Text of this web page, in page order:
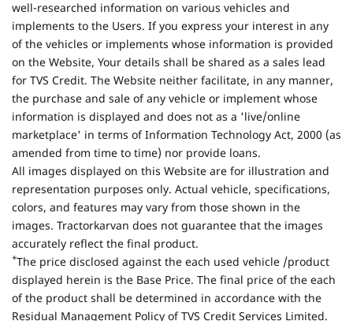
well-researched information on various vehicles and
implements to the Users. If you express your interest in any
of the vehicles or implements whose information is provided
on the Website, Your details shall be shared as a sales lead
for TVS Credit. The Website neither facilitate, in any manner,
the purchase and sale of any vehicle or implement whose
information is displayed and does not as a 'live/online
marketplace' in terms of Information Technology Act, 2000 (as
amended from time to time) nor provide loans.
All images displayed on this Website are for illustration and
representation purposes only. Actual vehicle, specifications,
colors, and features may vary from those shown in the
images. Tractorkarvan does not guarantee that the images
accurately reflect the final product.
*The price disclosed against the each used vehicle /product
displayed herein is the Base Price. The final price of the each
of the product shall be determined in accordance with the
Residual Management Policy of TVS Credit Services Limited.